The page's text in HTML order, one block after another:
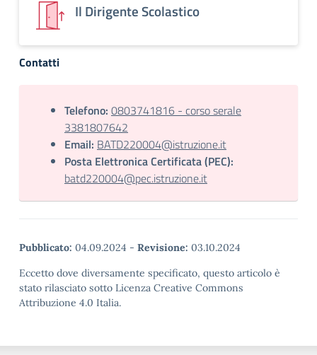
Il Dirigente Scolastico
Contatti
Telefono: 0803741816 - corso serale
3381807642
Email: BATD220004@istruzione.it
Posta Elettronica Certificata (PEC):
batd220004@pec.istruzione.it
Pubblicato: 04.09.2024 - Revisione: 03.10.2024
Eccetto dove diversamente specificato, questo articolo è
stato rilasciato sotto Licenza Creative Commons
Attribuzione 4.0 Italia.